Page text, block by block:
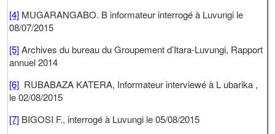
[4] MUGARANGABO. B informateur interrogé à Luvungi le
08/07/2015
[5]Archives du bureau du Groupement d’Itara-Luvungi, Rapport
annuel 2014
[6] RUBABAZA KATERA, Informateur interviewé à L ubarika ,
le 02/08/2015
[7] BIGOSI F., interrogé à Luvungi le 05/08/2015